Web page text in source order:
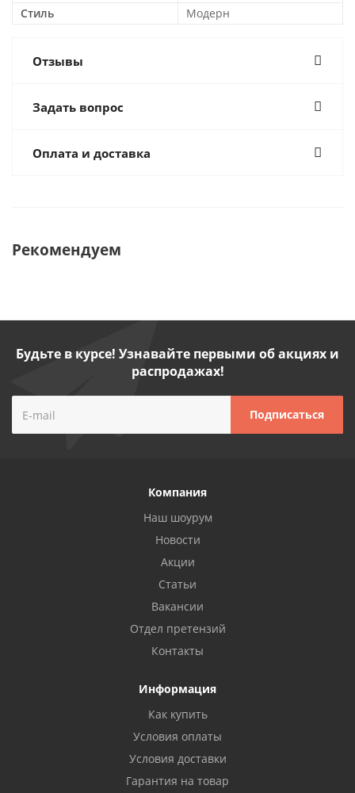
Стиль
Модерн
Отзывы
Задать вопрос
Оплата и доставка
Рекомендуем
Будьте в курсе! Узнавайте первыми об акциях и
распродажах!
Компания
Наш шоурум
Новости
Акции
Статьи
Вакансии
Отдел претензий
Контакты
Информация
Как купить
Условия оплаты
Условия доставки
Гарантия на товар